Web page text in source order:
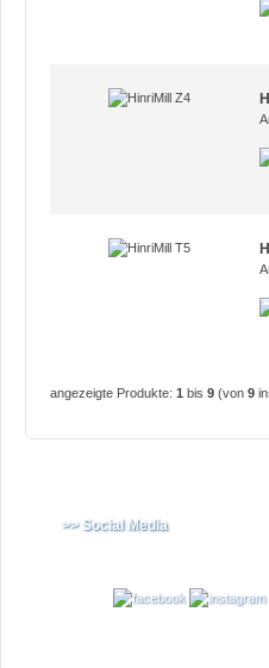
angezeigte Produkte: 1 bis 9 (von 9
>> Social Media